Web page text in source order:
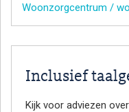
Woonzorgcentrum /
Inclusief
Kijk voor adviezen